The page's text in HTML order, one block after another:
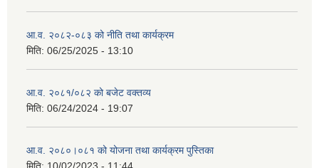
आ.व. २०८२-०८३ को नीति तथा कार्यक्रम
मिति: 06/25/2025 - 13:10
आ.व. २०८१/०८२ को बजेट वक्तव्य
मिति: 06/24/2024 - 19:07
आ.व. २०८०।०८१ को योजना तथा कार्यक्रम पुस्तिका